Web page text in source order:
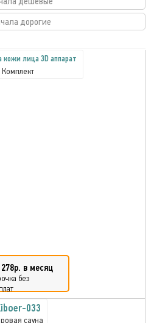
дорогие
кожи лица 3D аппарат
Комплект
в месяц
без
033
сауна